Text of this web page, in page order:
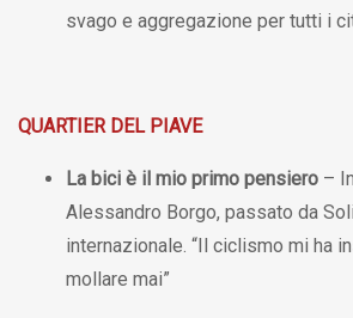
svago e aggregazione per tutti i
QUARTIER DEL PIAVE
La bici è il mio primo pensiero –
Alessandro Borgo, passato da
internazionale. “Il ciclismo mi ha
mollare mai”